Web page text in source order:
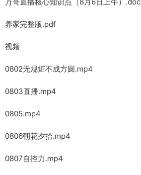
养家完整版.pdf
视频
0802无规矩不成方圆.mp4
0803直播.mp4
0805.mp4
0806朝花夕拾.mp4
0807自控力.mp4